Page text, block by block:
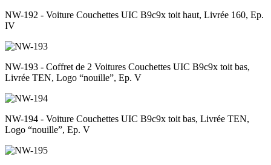
NW-192 - Voiture Couchettes UIC B9c9x toit haut, Livrée 160, Ep.
IV
NW-193 - Coffret de 2 Voitures Couchettes UIC B9c9x toit bas,
Livrée TEN, Logo “nouille”, Ep. V
NW-194 - Voiture Couchettes UIC B9c9x toit bas, Livrée TEN,
Logo “nouille”, Ep. V